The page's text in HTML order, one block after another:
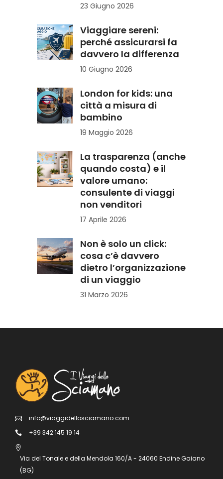
23 Giugno 2026
Viaggiare sereni:
perché assicurarsi fa
davvero la differenza
10 Giugno 2026
London for kids: una
città a misura di
bambino
19 Maggio 2026
La trasparenza (anche
quando costa) e il
valore umano:
consulente di viaggi
non venditori
17 Aprile 2026
Non è solo un click:
cosa c’è davvero
dietro l’organizzazione
di un viaggio
31 Marzo 2026
info@viaggidellosciamano.com
+39 342 145 19 14
Via del Tonale e della Mendola 160/A - 24060 Endine Gaiano
(BG)